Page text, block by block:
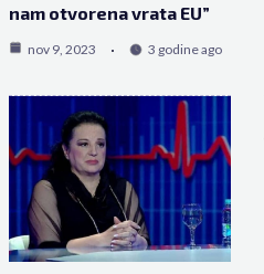
nam otvorena vrata EU”
nov 9, 2023 3 godine ago